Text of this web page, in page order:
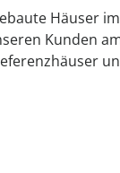
Häuser
Kunden